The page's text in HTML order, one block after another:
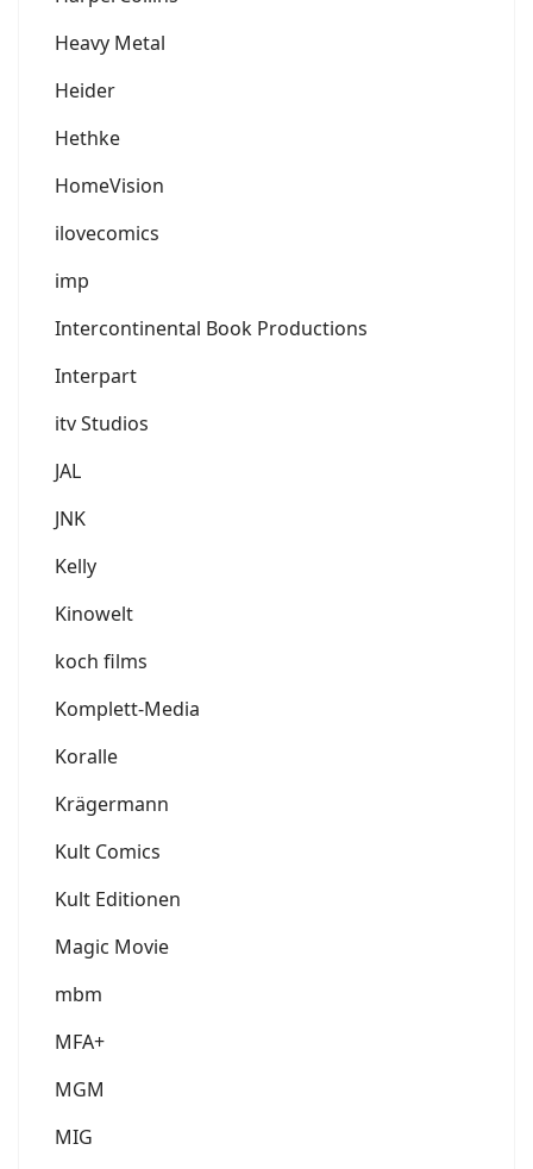
Heavy Metal
Heider
Hethke
HomeVision
ilovecomics
imp
Intercontinental Book Productions
Interpart
itv Studios
JAL
JNK
Kelly
Kinowelt
koch films
Komplett-Media
Koralle
Krägermann
Kult Comics
Kult Editionen
Magic Movie
mbm
MFA+
MGM
MIG